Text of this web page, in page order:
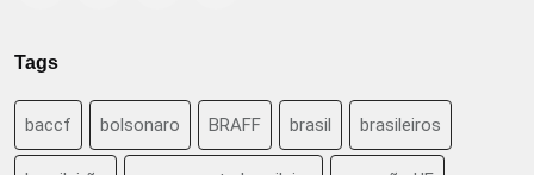
Tags
baccf bolsonaro BRAFF brasil brasileiros